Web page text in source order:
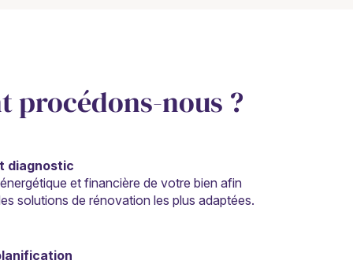
procédons-nous ?
diagnostic
et financière de votre bien afin
solutions de rénovation les plus adaptées.